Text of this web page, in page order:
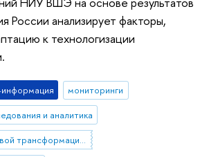
России анализирует факторы,
к технологизации
мониторинги
и аналитика
Мониторинг цифровой трансформации общества